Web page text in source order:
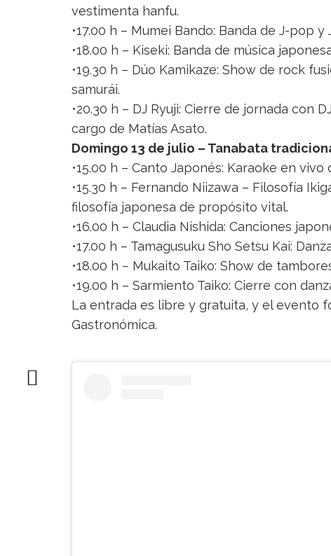
vestimenta hanfu.
•17.00 h – Mumei Bando: Banda de J-pop
•18.00 h – Kiseki: Banda de música
•19.30 h – Dúo Kamikaze: Show de rock
samurái.
•20.30 h – DJ Ryuji: Cierre de jornada con
cargo de Matías Asato.
Domingo 13 de julio – Tanabata
•15.00 h – Canto Japonés: Karaoke en
•15.30 h – Fernando Niizawa – Filosofía
filosofía japonesa de propósito vital.
•16.00 h – Claudia Nishida: Canciones
•17.00 h – Tamagusuku Sho Setsu Kai:
•18.00 h – Mukaito Taiko: Show de
•19.00 h – Sarmiento Taiko: Cierre con
La entrada es libre y gratuita, y el evento
Gastronómica.